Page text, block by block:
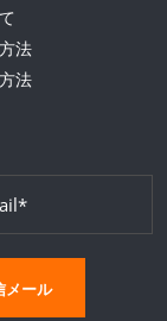
法
法
メール